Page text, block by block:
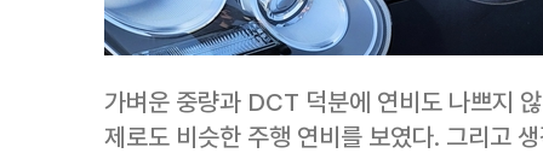
가벼운 중량과 DCT 덕분에 연비도 나쁘지
제로도 비슷한 주행 연비를 보였다. 그리고